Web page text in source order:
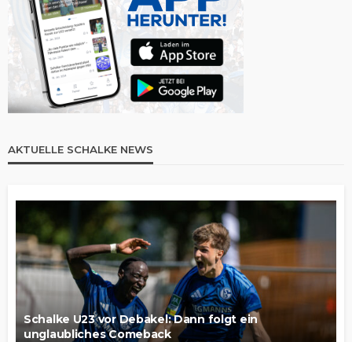
AKTUELLE SCHALKE NEWS
Schalke U23 vor Debakel: Dann folgt ein
unglaubliches Comeback